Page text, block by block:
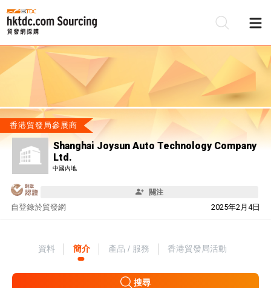
香港貿發局參展商
Shanghai Joysun Auto Technology Company
Ltd.
中國內地
關注
自 2025年2月4日
登錄於貿發網
資料 簡介 產品 / 服務 香港貿發局活動
搜尋